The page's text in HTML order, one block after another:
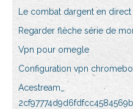
Le combat dargent en direct
Regarder flèche série de
Vpn pour omegle
Configuration vpn
Acestream_